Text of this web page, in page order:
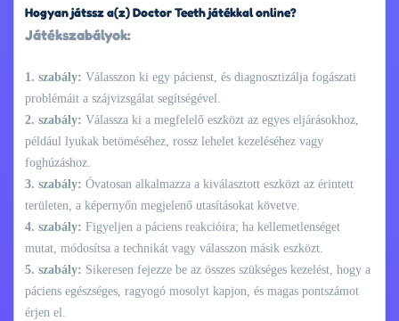
Hogyan játssz a(z) Doctor Teeth játékkal online?
Játékszabályok:
1. szabály: Válasszon ki egy pácienst, és diagnosztizálja fogászati
problémáit a szájvizsgálat segítségével.
2. szabály: Válassza ki a megfelelő eszközt az egyes eljárásokhoz,
például lyukak betöméséhez, rossz lehelet kezeléséhez vagy
foghúzáshoz.
3. szabály: Óvatosan alkalmazza a kiválasztott eszközt az érintett
területen, a képernyőn megjelenő utasításokat követve.
4. szabály: Figyeljen a páciens reakcióira; ha kellemetlenséget
mutat, módosítsa a technikát vagy válasszon másik eszközt.
5. szabály: Sikeresen fejezze be az összes szükséges kezelést, hogy a
páciens egészséges, ragyogó mosolyt kapjon, és magas pontszámot
érjen el.